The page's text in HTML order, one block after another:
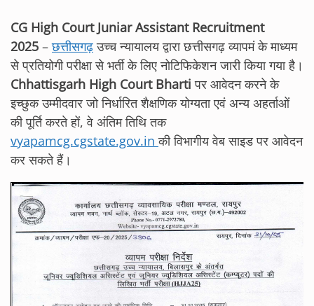
CG High Court Juniar Assistant Recruitment
2025 –छत्तीसगढ़उच्च न्यायालय द्वारा छत्तीसगढ़ व्यापमं के माध्यम
से प्रतियोगी परीक्षा से भर्ती के लिए नोटिफिकेशन जारी किया गया है।
Chhattisgarh High Court Bharti पर आवेदन करने के
इच्‍छुक उम्‍मीदवार जो निर्धारित शैक्षणिक योग्‍यता एवं अन्‍य अहर्ताओं
की पूर्ति करते हों, वे अंतिम तिथि तक
vyapamcg.cgstate.gov.inकी विभागीय वेब साइड पर आवेदन
कर सकते हैं।